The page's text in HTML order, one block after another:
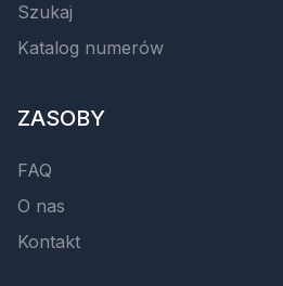
Szukaj
Katalog numerów
ZASOBY
FAQ
O nas
Kontakt